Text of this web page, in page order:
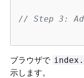
// Step 3:
ブラウザで
示します。